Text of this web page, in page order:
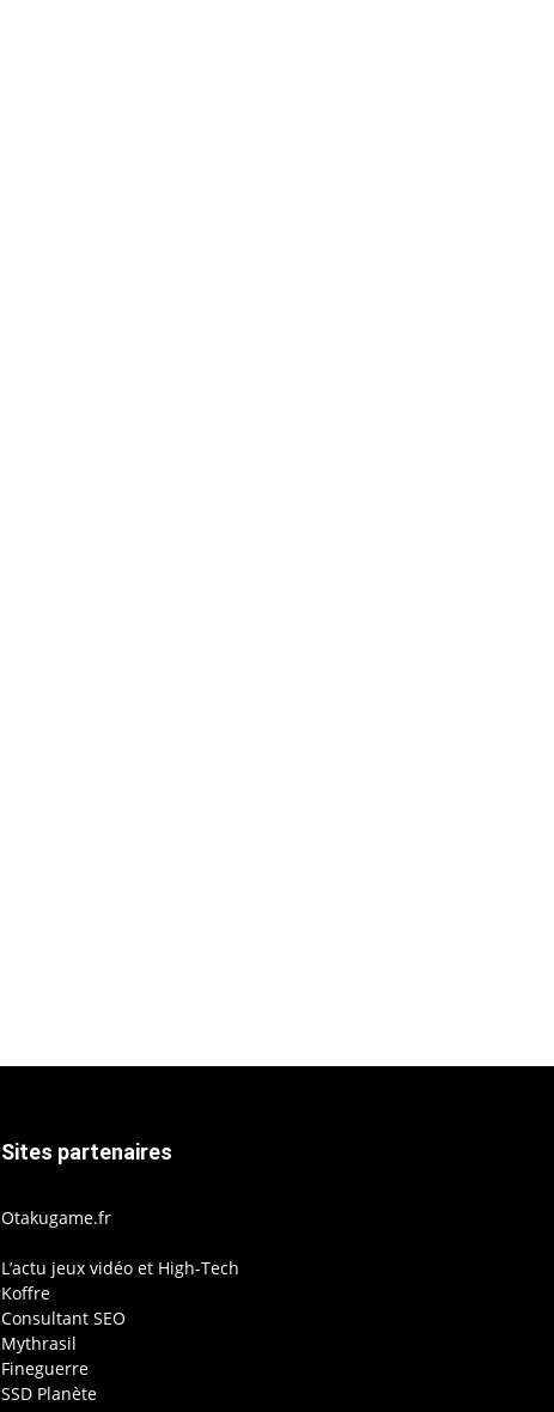
Sites partenaires
Otakugame.fr
L’actu jeux vidéo et High-Tech
Koffre
Consultant SEO
Mythrasil
Fineguerre
SSD Planète